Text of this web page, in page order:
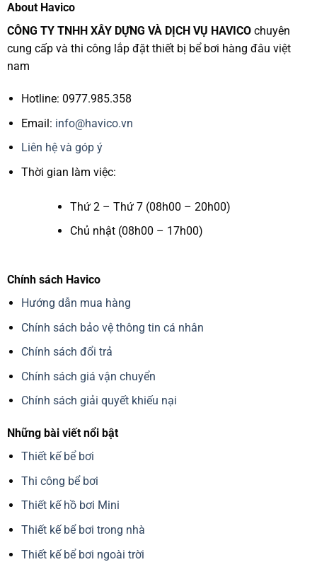
About Havico
CÔNG TY TNHH XÂY DỰNG VÀ DỊCH VỤ HAVICO chuyên
cung cấp và thi công lắp đặt thiết bị bể bơi hàng đâu việt
nam
Hotline: 0977.985.358
Email: info@havico.vn
Liên hệ và góp ý
Thời gian làm việc:
Thứ 2 – Thứ 7 (08h00 – 20h00)
Chủ nhật (08h00 – 17h00)
Chính sách Havico
Hướng dẫn mua hàng
Chính sách bảo vệ thông tin cá nhân
Chính sách đổi trả
Chính sách giá vận chuyển
Chính sách giải quyết khiếu nại
Những bài viết nổi bật
Thiết kế bể bơi
Thi công bể bơi
Thiết kế hồ bơi Mini
Thiết kế bể bơi trong nhà
Thiết kế bể bơi ngoài trời